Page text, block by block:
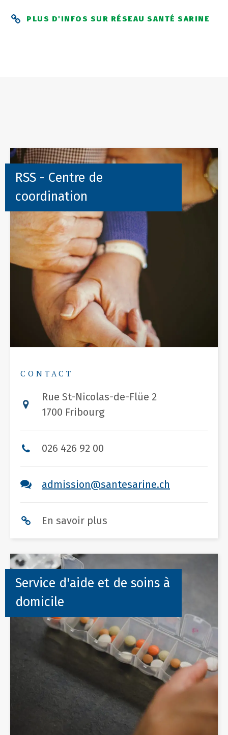
PLUS D'INFOS SUR RÉSEAU SANTÉ SARINE
RSS - Centre de
coordination
CONTACT
Rue St-Nicolas-de-Flüe 2
1700 Fribourg
026 426 92 00
admission@santesarine.ch
En savoir plus
Service d'aide et de soins à
domicile